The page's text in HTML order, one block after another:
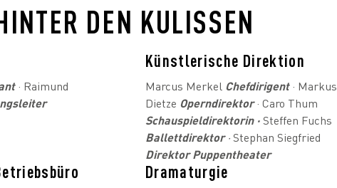
DEN KULISSEN
· Raimund
Künstlerische Direktion
Marcus Merkel Chefdirigent· Markus
Dietze Operndirektor· Caro Thum
Schauspieldirektorin ·Steffen Fuchs
Ballettdirektor·Stephan Siegfried
Direktor Puppentheater
Dramaturgie